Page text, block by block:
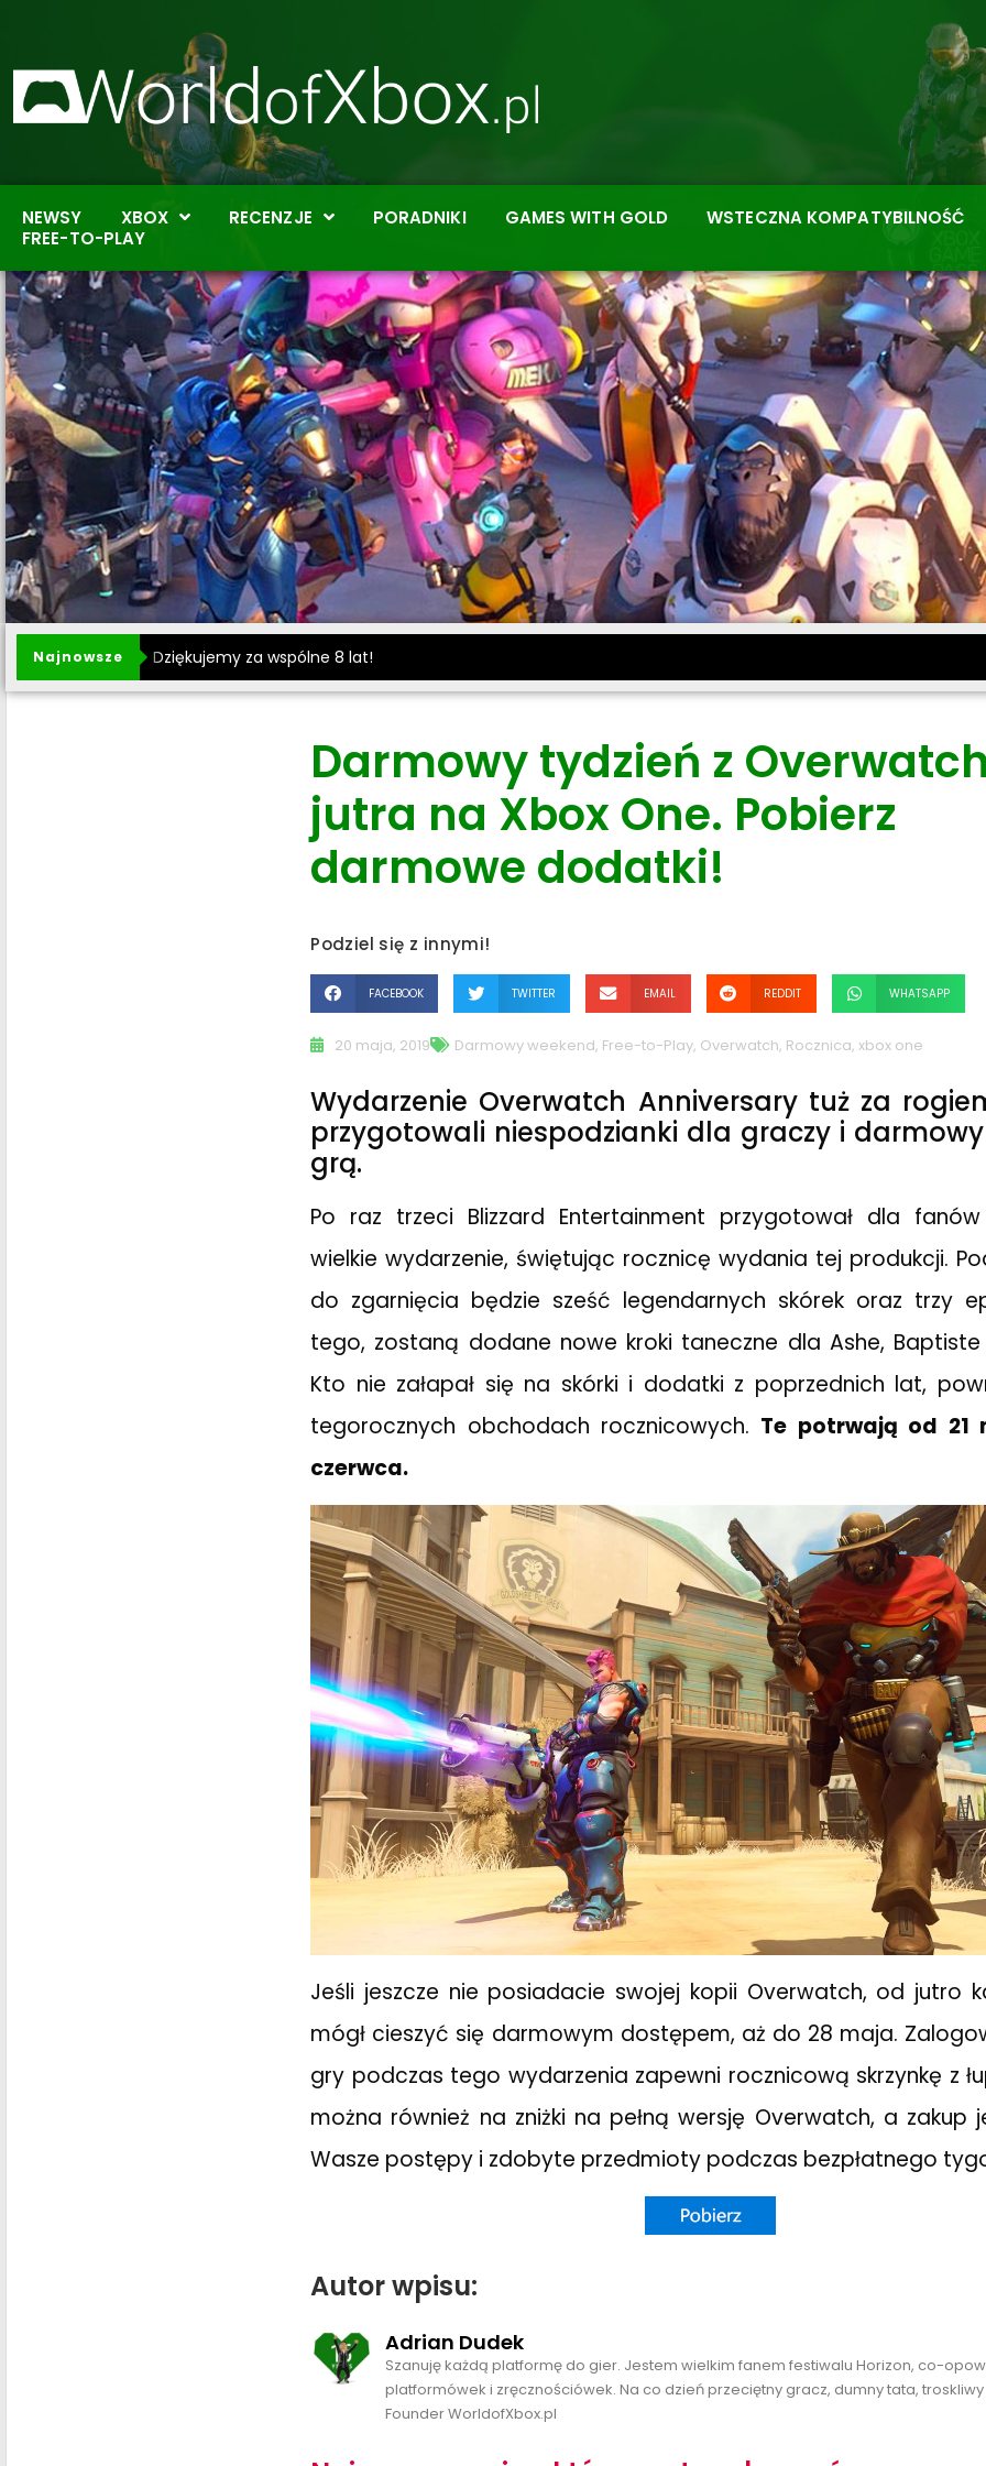
NEWSY XBOX RECENZJE PORADNIKI GAMES WITH GOLD
WSTECZNA KOMPATYBILNOŚĆ
FREE-TO-PLAY
Najnowsze Dziękujemy za wspólne 8 lat!
Darmowy tydzień z
jutra na Xbox One. Pobierz
darmowe dodatki!
Podziel się z innymi!
FACEBOOK TWITTER EMAIL REDDIT WHATSAPP
20 maja, 2019 Darmowy weekend, Free-to-Play, Overwatch, Rocznica,xbox one
Wydarzenie Overwatch Anniversary tuż za
przygotowali niespodzianki dla graczy i
grą.
Po raz trzeci Blizzard Entertainment przygotował dla
wielkie wydarzenie, świętując rocznicę wydania tej produkcji.
do zgarnięcia będzie sześć legendarnych skórek oraz trzy
tego, zostaną dodane nowe kroki taneczne dla Ashe, Baptiste
Kto nie załapał się na skórki i dodatki z poprzednich lat,
tegorocznych obchodach rocznicowych. Te potrwają od 21
czerwca.
Jeśli jeszcze nie posiadacie swojej kopii Overwatch, od jutro
mógł cieszyć się darmowym dostępem, aż do 28 maja.
gry podczas tego wydarzenia zapewni rocznicową skrzynkę z
można również na zniżki na pełną wersję Overwatch, a zakup
Wasze postępy i zdobyte przedmioty podczas bezpłatnego
Autor wpisu:
Adrian Dudek
Szanuję każdą platformę do gier. Jestem wielkim fanem festiwalu Horizon, co-
platformówek i zręcznościówek. Na co dzień przeciętny gracz, dumny tata,
Founder WorldofXbox.pl